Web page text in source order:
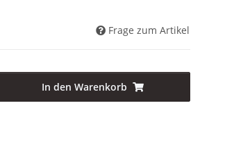
Frage zum Artikel
In den Warenkorb